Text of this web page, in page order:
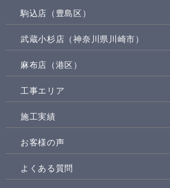
駒込店（豊島区）
武蔵小杉店（神奈川県川崎市）
麻布店（港区）
工事エリア
施工実績
お客様の声
よくある質問